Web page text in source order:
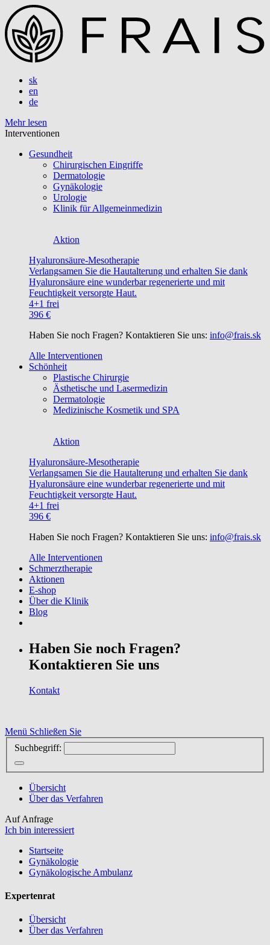
sk
en
de
Mehr lesen
Interventionen
Gesundheit
Chirurgischen Eingriffe
Dermatologie
Gynäkologie
Urologie
Klinik für Allgemeinmedizin
Aktion
Hyaluronsäure-Mesotherapie
Verlangsamen Sie die Hautalterung und erhalten Sie dank
Hyaluronsäure eine wunderbar regenerierte und mit
Feuchtigkeit versorgte Haut.
4+1 frei
396 €
Haben Sie noch Fragen? Kontaktieren Sie uns: info@frais.sk
Alle Interventionen
Schönheit
Plastische Chirurgie
Ästhetische und Lasermedizin
Dermatologie
Medizinische Kosmetik und SPA
Aktion
Hyaluronsäure-Mesotherapie
Verlangsamen Sie die Hautalterung und erhalten Sie dank
Hyaluronsäure eine wunderbar regenerierte und mit
Feuchtigkeit versorgte Haut.
4+1 frei
396 €
Haben Sie noch Fragen? Kontaktieren Sie uns: info@frais.sk
Alle Interventionen
Schmerztherapie
Aktionen
E-shop
Über die Klinik
Blog
Haben Sie noch Fragen?
Kontaktieren Sie uns
Kontakt
Menü Schließen Sie
Suchbegriff:
Übersicht
Über das Verfahren
Auf Anfrage
Ich bin interessiert
Startseite
Gynäkologie
Gynäkologische Ambulanz
Expertenrat
Übersicht
Über das Verfahren